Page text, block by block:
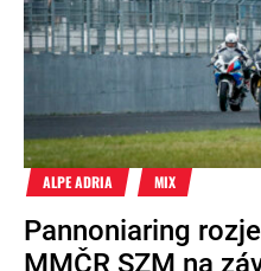
ALPE ADRIA MIX
Pannoniaring
MMČR SZM na